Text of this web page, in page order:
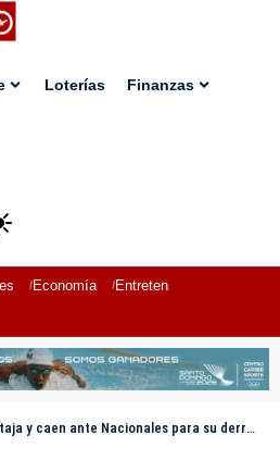
Loterías Finanzas
Economía Entretenimiento
y caen ante Nacionales para su derrota 21